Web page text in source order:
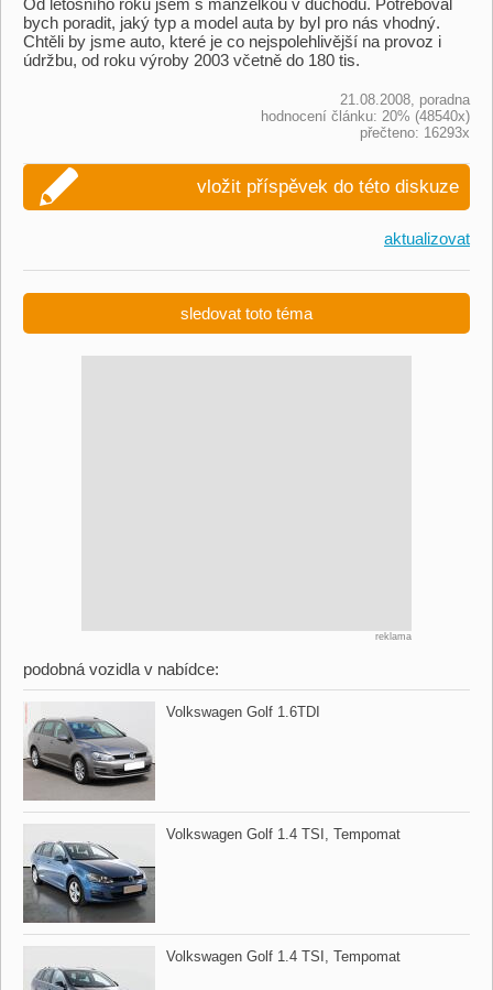
bych poradit, jaký typ a model auta by byl pro nás vhodný.
Chtěli by jsme auto, které je co nejspolehlivější na provoz i
údržbu, od roku výroby 2003 včetně do 180 tis.
21.08.2008, poradna
hodnocení článku: 20% (48540x)
přečteno: 16293x
vložit příspěvek do této diskuze
aktualizovat
sledovat toto téma
reklama
podobná vozidla v nabídce:
Volkswagen Golf 1.6TDI
Volkswagen Golf 1.4 TSI,​ Tempomat
Volkswagen Golf 1.4 TSI,​ Tempomat